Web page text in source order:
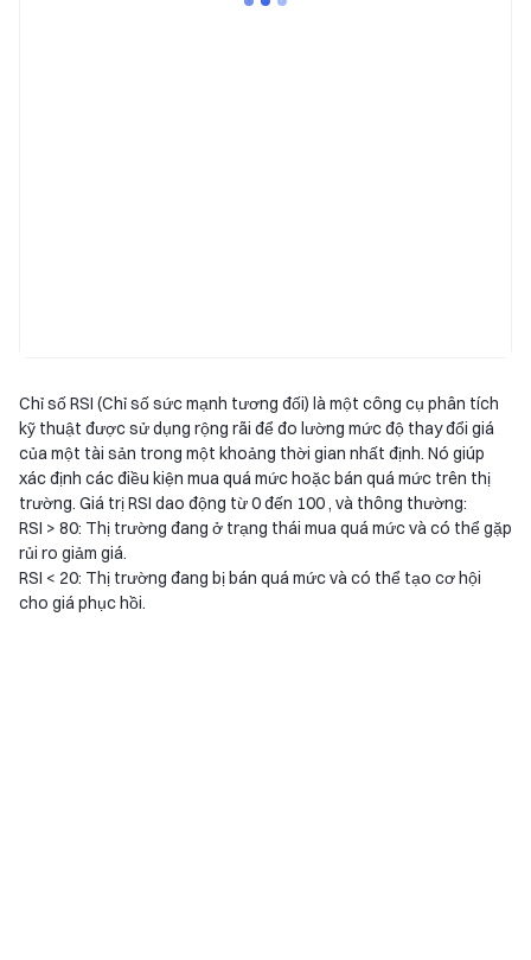
Chỉ số RSI (Chỉ số sức mạnh tương đối) là một công cụ phân tích
kỹ thuật được sử dụng rộng rãi để đo lường mức độ thay đổi giá
của một tài sản trong một khoảng thời gian nhất định. Nó giúp
xác định các điều kiện mua quá mức hoặc bán quá mức trên thị
trường. Giá trị RSI dao động từ 0 đến 100 , và thông thường:
RSI > 80: Thị trường đang ở trạng thái mua quá mức và có thể gặp
rủi ro giảm giá.
RSI < 20: Thị trường đang bị bán quá mức và có thể tạo cơ hội
cho giá phục hồi.